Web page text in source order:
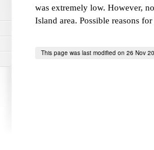
was extremely low. However,
Island area. Possible reasons
This page was last modified on 26 Nov